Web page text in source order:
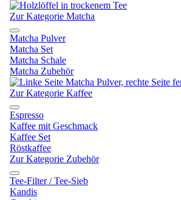
Zur Kategorie Matcha
Matcha Pulver
Matcha Set
Matcha Schale
Matcha Zubehör
Zur Kategorie Kaffee
Espresso
Kaffee mit Geschmack
Kaffee Set
Röstkaffee
Zur Kategorie Zubehör
Tee-Filter / Tee-Sieb
Kandis